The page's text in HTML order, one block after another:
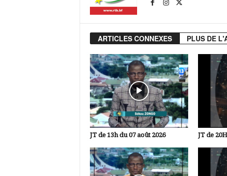
ARTICLES CONNEXES PLUS DE
JT de 13h du 07 août 2026 JT de